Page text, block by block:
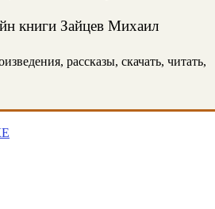
книги Зайцев Михаил
рассказы, скачать, читать,